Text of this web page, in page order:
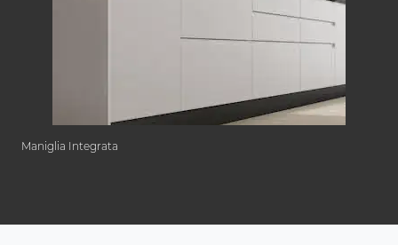
Maniglia Integrata